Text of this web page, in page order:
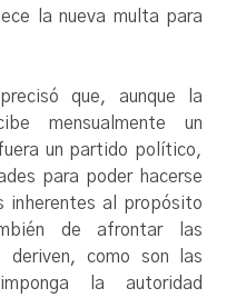
la nueva multa para
que, aunque la
mensualmente un
un partido político,
para poder hacerse
inherentes al propósito
de afrontar las
deriven, como son las
la autoridad